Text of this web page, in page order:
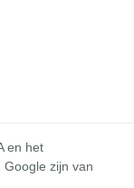
en het
Google zijn van